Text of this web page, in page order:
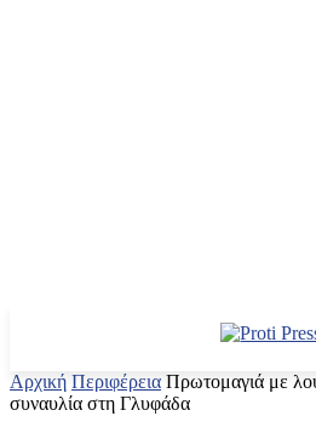
Αρχική Περιφέρεια Πρωτομαγιά με
συναυλία στη Γλυφάδα